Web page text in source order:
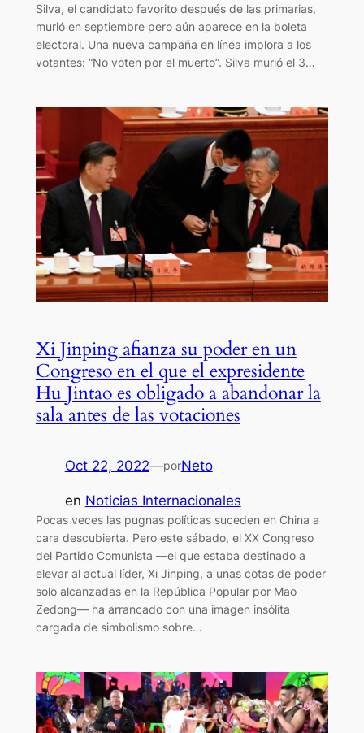
Silva, el candidato favorito después de las primarias,
murió en septiembre pero aún aparece en la boleta
electoral. Una nueva campaña en línea implora a los
votantes: “No voten por el muerto”. Silva murió el 3…
Xi Jinping afianza su poder en un
Congreso en el que el expresidente
Hu Jintao es obligado a abandonar la
sala antes de las votaciones
Oct 22, 2022—porNeto
en Noticias Internacionales
Pocas veces las pugnas políticas suceden en China a
cara descubierta. Pero este sábado, el XX Congreso
del Partido Comunista —el que estaba destinado a
elevar al actual líder, Xi Jinping, a unas cotas de poder
solo alcanzadas en la República Popular por Mao
Zedong— ha arrancado con una imagen insólita
cargada de simbolismo sobre…